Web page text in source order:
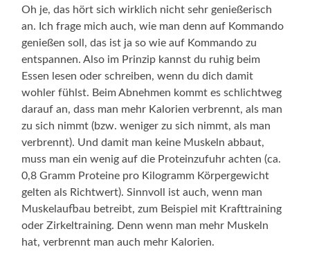
Oh je, das hört sich wirklich nicht sehr genießerisch
an. Ich frage mich auch, wie man denn auf Kommando
genießen soll, das ist ja so wie auf Kommando zu
entspannen. Also im Prinzip kannst du ruhig beim
Essen lesen oder schreiben, wenn du dich damit
wohler fühlst. Beim Abnehmen kommt es schlichtweg
darauf an, dass man mehr Kalorien verbrennt, als man
zu sich nimmt (bzw. weniger zu sich nimmt, als man
verbrennt). Und damit man keine Muskeln abbaut,
muss man ein wenig auf die Proteinzufuhr achten (ca.
0,8 Gramm Proteine pro Kilogramm Körpergewicht
gelten als Richtwert). Sinnvoll ist auch, wenn man
Muskelaufbau betreibt, zum Beispiel mit Krafttraining
oder Zirkeltraining. Denn wenn man mehr Muskeln
hat, verbrennt man auch mehr Kalorien.